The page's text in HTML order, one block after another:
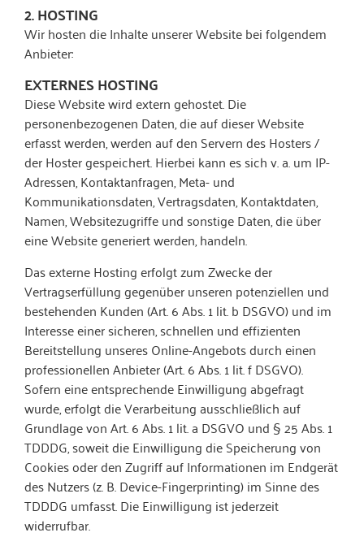
2. HOSTING
Wir hosten die Inhalte unserer Website bei folgendem
Anbieter:
EXTERNES HOSTING
Diese Website wird extern gehostet. Die
personenbezogenen Daten, die auf dieser Website
erfasst werden, werden auf den Servern des Hosters /
der Hoster gespeichert. Hierbei kann es sich v. a. um IP-
Adressen, Kontaktanfragen, Meta- und
Kommunikationsdaten, Vertragsdaten, Kontaktdaten,
Namen, Websitezugriffe und sonstige Daten, die über
eine Website generiert werden, handeln.
Das externe Hosting erfolgt zum Zwecke der
Vertragserfüllung gegenüber unseren potenziellen und
bestehenden Kunden (Art. 6 Abs. 1 lit. b DSGVO) und im
Interesse einer sicheren, schnellen und effizienten
Bereitstellung unseres Online-Angebots durch einen
professionellen Anbieter (Art. 6 Abs. 1 lit. f DSGVO).
Sofern eine entsprechende Einwilligung abgefragt
wurde, erfolgt die Verarbeitung ausschließlich auf
Grundlage von Art. 6 Abs. 1 lit. a DSGVO und § 25 Abs. 1
TDDDG, soweit die Einwilligung die Speicherung von
Cookies oder den Zugriff auf Informationen im Endgerät
des Nutzers (z. B. Device-Fingerprinting) im Sinne des
TDDDG umfasst. Die Einwilligung ist jederzeit
widerrufbar.